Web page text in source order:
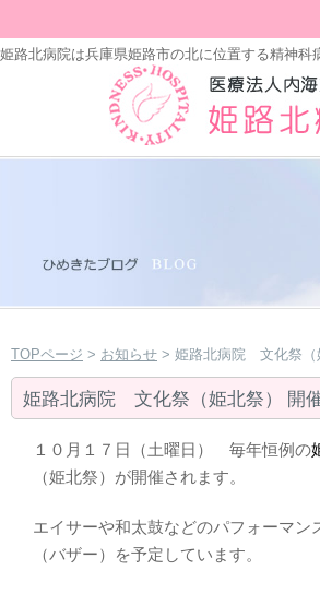
姫路北病院は兵庫県姫路市の北に位置する精神科
TOPページ > お知らせ > 姫路北病院 文化祭（
姫路北病院 文化祭（姫北祭） 開
１０月１７日（土曜日） 毎年恒例の
（姫北祭）が開催されます。
エイサーや和太鼓などのパフォーマン
（バザー）を予定しています。